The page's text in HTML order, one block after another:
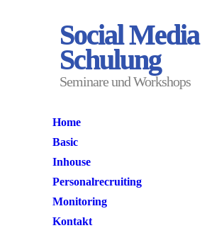
Social Media
Schulung
Seminare und Workshops
Home
Basic
Inhouse
Personalrecruiting
Monitoring
Kontakt